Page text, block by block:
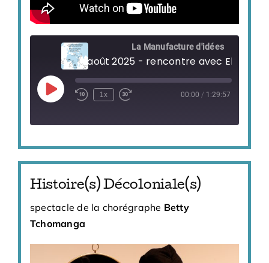
La Manufacture d'idées
22 août 2025 - rencontre avec Eliane
Play
Episode
1x 00:00 / 1:29:57
Histoire(s) Décoloniale(s)
spectacle de la chorégraphe Betty
Tchomanga